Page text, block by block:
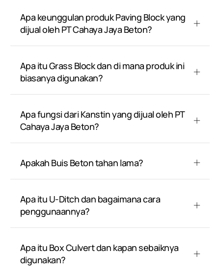
Apa keunggulan produk Paving Block yang
dijual oleh PT Cahaya Jaya Beton?
Apa itu Grass Block dan di mana produk ini
biasanya digunakan?
Apa fungsi dari Kanstin yang dijual oleh PT
Cahaya Jaya Beton?
Apakah Buis Beton tahan lama?
Apa itu U-Ditch dan bagaimana cara
penggunaannya?
Apa itu Box Culvert dan kapan sebaiknya
digunakan?